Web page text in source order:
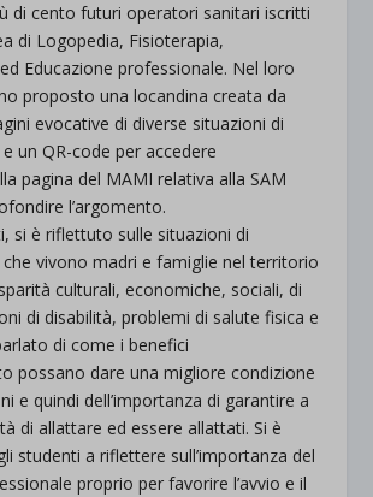
di cento futuri operatori sanitari iscritti
di Logopedia, Fisioterapia,
Educazione professionale. Nel loro
proposto una locandina creata da
evocative di diverse situazioni di
un QR-code per accedere
pagina del MAMI relativa alla SAM
l’argomento.
si è riflettuto sulle situazioni di
che vivono madri e famiglie nel territorio
culturali, economiche, sociali, di
di disabilità, problemi di salute fisica e
di come i benefici
possano dare una migliore condizione
e quindi dell’importanza di garantire a
di allattare ed essere allattati. Si è
studenti a riflettere sull’importanza del
proprio per favorire l’avvio e il